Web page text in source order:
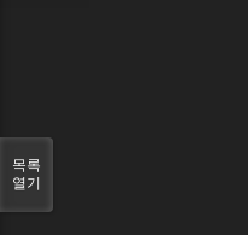
목록
열기